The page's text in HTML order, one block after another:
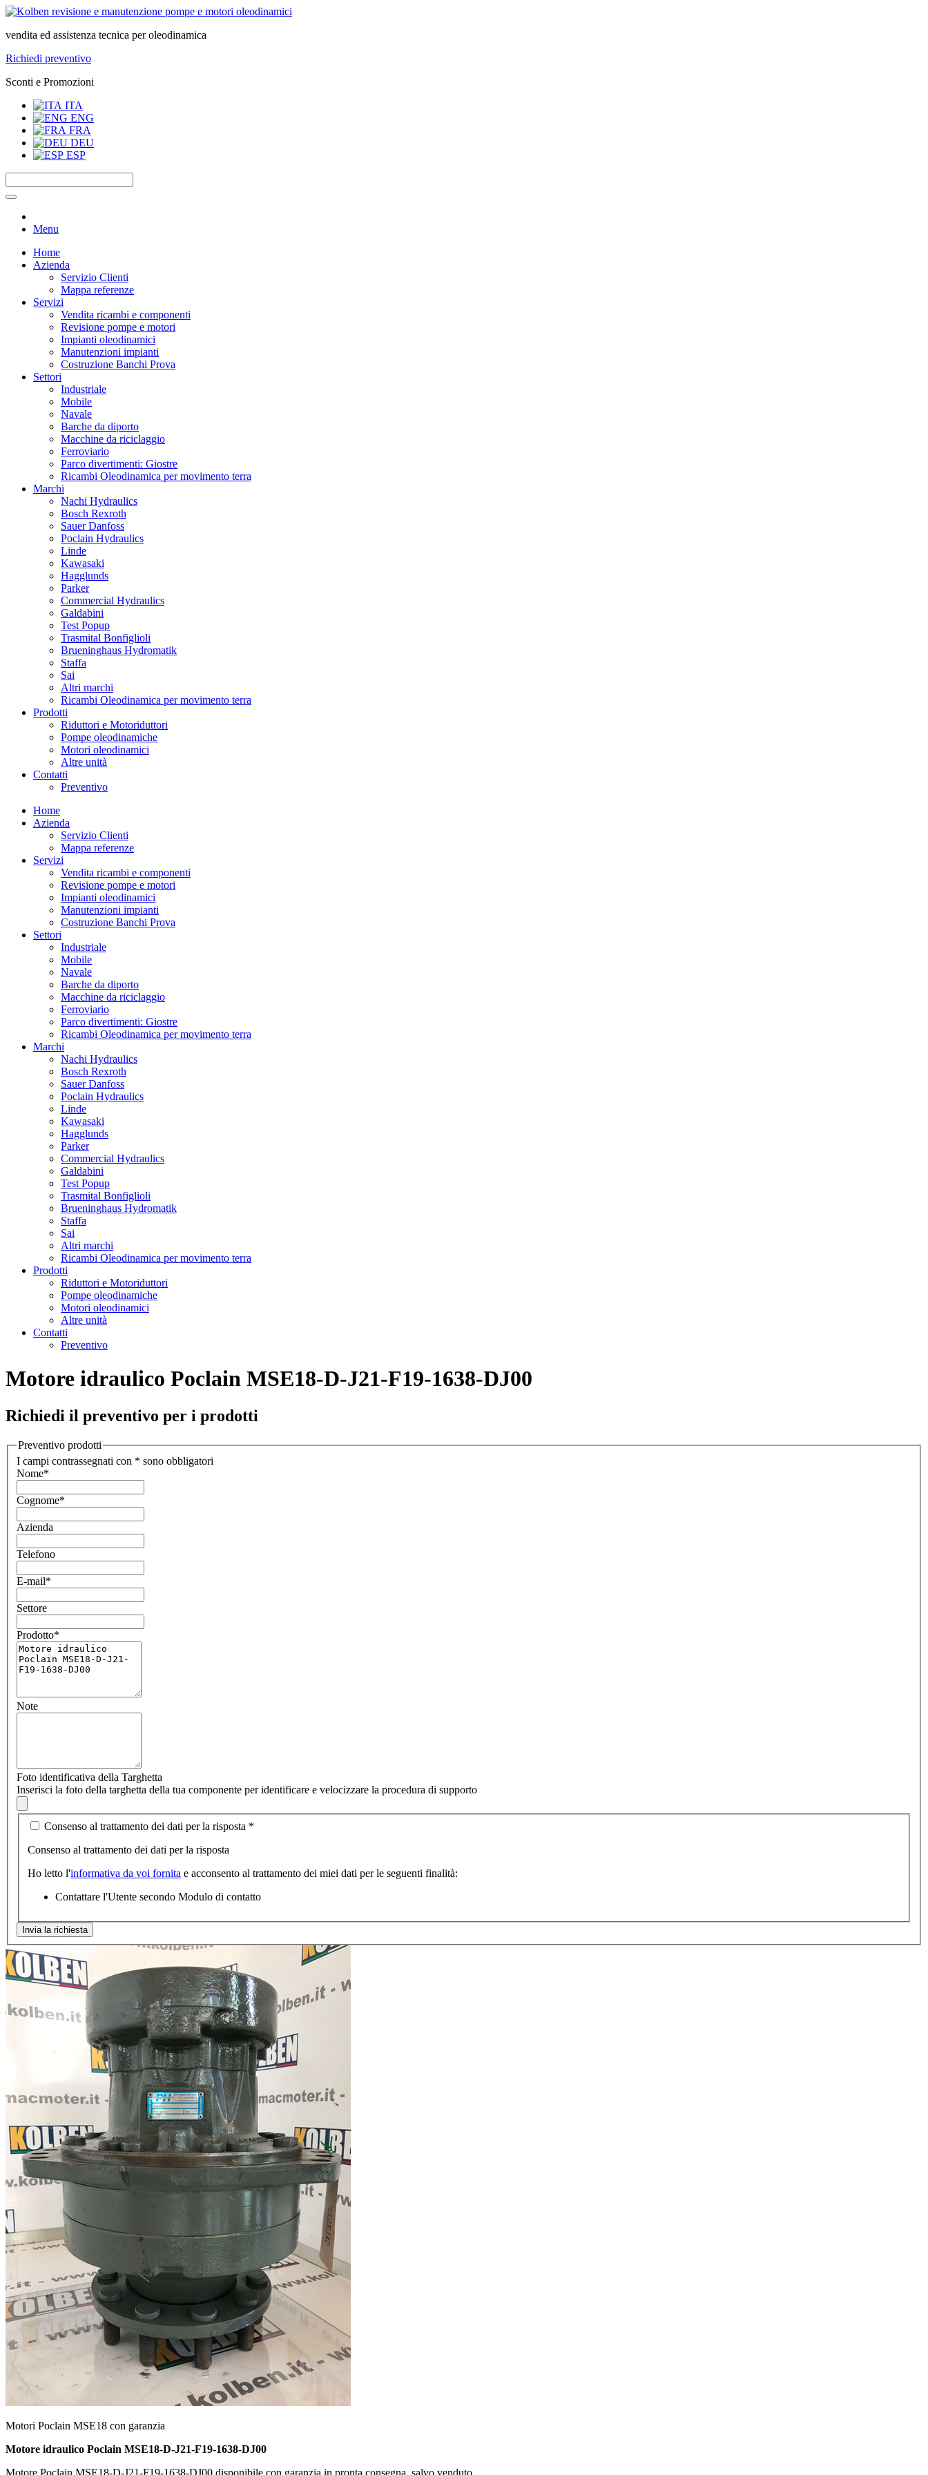
vendita ed assistenza tecnica per oleodinamica
Richiedi preventivo
Sconti e Promozioni
ITA
ENG
FRA
DEU
ESP
Menu
Home
Azienda
Servizio Clienti
Mappa referenze
Servizi
Vendita ricambi e componenti
Revisione pompe e motori
Impianti oleodinamici
Manutenzioni impianti
Costruzione Banchi Prova
Settori
Industriale
Mobile
Navale
Barche da diporto
Macchine da riciclaggio
Ferroviario
Parco divertimenti: Giostre
Ricambi Oleodinamica per movimento terra
Marchi
Nachi Hydraulics
Bosch Rexroth
Sauer Danfoss
Poclain Hydraulics
Linde
Kawasaki
Hagglunds
Parker
Commercial Hydraulics
Galdabini
Test Popup
Trasmital Bonfiglioli
Brueninghaus Hydromatik
Staffa
Sai
Altri marchi
Ricambi Oleodinamica per movimento terra
Prodotti
Riduttori e Motoriduttori
Pompe oleodinamiche
Motori oleodinamici
Altre unità
Contatti
Preventivo
Home
Azienda
Servizio Clienti
Mappa referenze
Servizi
Vendita ricambi e componenti
Revisione pompe e motori
Impianti oleodinamici
Manutenzioni impianti
Costruzione Banchi Prova
Settori
Industriale
Mobile
Navale
Barche da diporto
Macchine da riciclaggio
Ferroviario
Parco divertimenti: Giostre
Ricambi Oleodinamica per movimento terra
Marchi
Nachi Hydraulics
Bosch Rexroth
Sauer Danfoss
Poclain Hydraulics
Linde
Kawasaki
Hagglunds
Parker
Commercial Hydraulics
Galdabini
Test Popup
Trasmital Bonfiglioli
Brueninghaus Hydromatik
Staffa
Sai
Altri marchi
Ricambi Oleodinamica per movimento terra
Prodotti
Riduttori e Motoriduttori
Pompe oleodinamiche
Motori oleodinamici
Altre unità
Contatti
Preventivo
Motore idraulico Poclain MSE18-D-J21-F19-1638-DJ00
Richiedi il preventivo per i prodotti
Preventivo prodotti
I campi contrassegnati con * sono obbligatori
Nome*
Cognome*
Azienda
Telefono
E-mail*
Settore
Prodotto*
Note
Foto identificativa della Targhetta
Inserisci la foto della targhetta della tua componente per identificare e velocizzare la procedura di supporto
Consenso al trattamento dei dati per la risposta *
Consenso al trattamento dei dati per la risposta
Ho letto l'informativa da voi fornita e acconsento al trattamento dei miei dati per le seguenti finalità:
Contattare l'Utente secondo Modulo di contatto
Motori Poclain MSE18 con garanzia
Motore idraulico Poclain MSE18-D-J21-F19-1638-DJ00
Motore Poclain MSE18-D-J21-F19-1638-DJ00 disponibile con garanzia in pronta consegna, salvo venduto.